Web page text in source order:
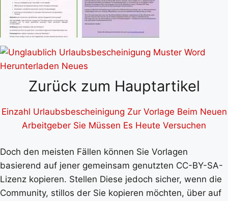
Zurück zum Hauptartikel
Einzahl Urlaubsbescheinigung Zur Vorlage Beim Neuen
Arbeitgeber Sie Müssen Es Heute Versuchen
Doch den meisten Fällen können Sie Vorlagen
basierend auf jener gemeinsam genutzten CC-BY-SA-
Lizenz kopieren. Stellen Diese jedoch sicher, wenn die
Community, stillos der Sie kopieren möchten, über auf